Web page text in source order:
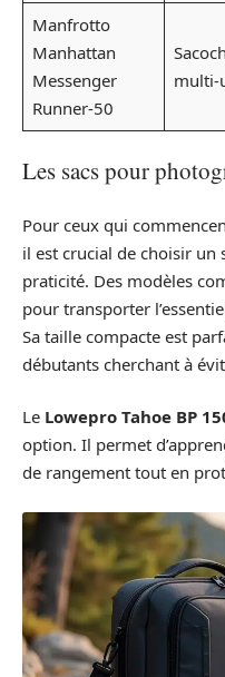
Manfrotto
Manhattan
Messenger
Runner-50
multi-
Les sacs pour
Pour ceux qui
il est crucial de choisir
praticité. Des modèles
pour transporter
Sa taille compacte est
débutants cherchant à
Le Lowepro Tahoe BP
option. Il permet
de rangement tout en